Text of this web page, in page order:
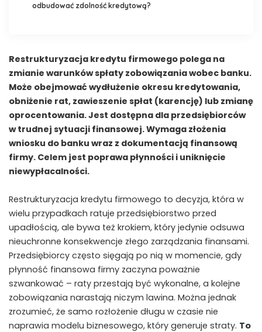
odbudować zdolność kredytową?
Restrukturyzacja kredytu firmowego polega na
zmianie warunków spłaty zobowiązania wobec banku.
Może obejmować wydłużenie okresu kredytowania,
obniżenie rat, zawieszenie spłat (karencję) lub zmianę
oprocentowania. Jest dostępna dla przedsiębiorców
w trudnej sytuacji finansowej. Wymaga złożenia
wniosku do banku wraz z dokumentacją finansową
firmy. Celem jest poprawa płynności i uniknięcie
niewypłacalności.
Restrukturyzacja kredytu firmowego to decyzja, która w
wielu przypadkach ratuje przedsiębiorstwo przed
upadłością, ale bywa też krokiem, który jedynie odsuwa
nieuchronne konsekwencje złego zarządzania finansami.
Przedsiębiorcy często sięgają po nią w momencie, gdy
płynność finansowa firmy zaczyna poważnie
szwankować – raty przestają być wykonalne, a kolejne
zobowiązania narastają niczym lawina. Można jednak
zrozumieć, że samo rozłożenie długu w czasie nie
naprawia modelu biznesowego, który generuje straty. To